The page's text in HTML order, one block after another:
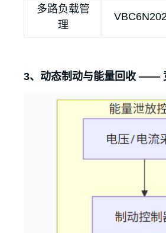
多路负载管
理
3、动态制动与能量回收 ——